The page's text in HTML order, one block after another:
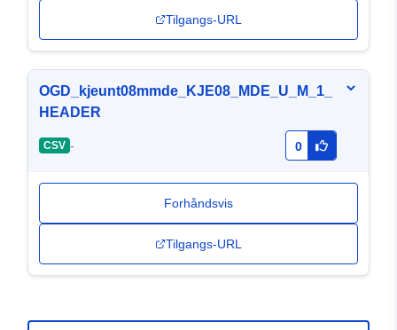
Tilgangs-URL
OGD_kjeunt08mmde_KJE08_MDE_U_M_1_
HEADER
CSV - 0
Forhåndsvis
Tilgangs-URL